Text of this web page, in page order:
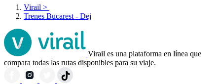
Virail >
Trenes Bucarest - Dej
Virail es una plataforma en línea que
compara todas las rutas disponibles para su viaje.